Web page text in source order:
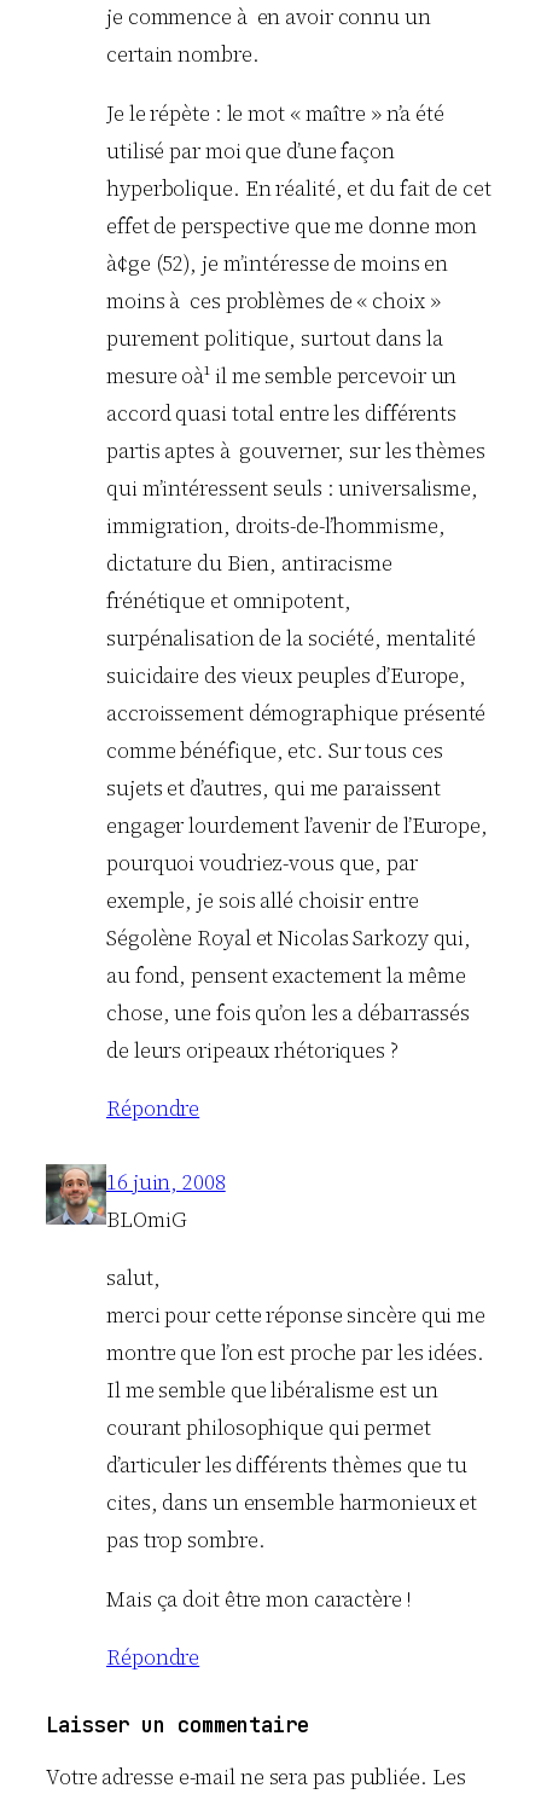
je commence à en avoir connu un
certain nombre.
Je le répète : le mot « maître » n’a été
utilisé par moi que d’une façon
hyperbolique. En réalité, et du fait de cet
effet de perspective que me donne mon
à¢ge (52), je m’intéresse de moins en
moins à ces problèmes de « choix »
purement politique, surtout dans la
mesure oà¹ il me semble percevoir un
accord quasi total entre les différents
partis aptes à gouverner, sur les thèmes
qui m’intéressent seuls : universalisme,
immigration, droits-de-l’hommisme,
dictature du Bien, antiracisme
frénétique et omnipotent,
surpénalisation de la société, mentalité
suicidaire des vieux peuples d’Europe,
accroissement démographique présenté
comme bénéfique, etc. Sur tous ces
sujets et d’autres, qui me paraissent
engager lourdement l’avenir de l’Europe,
pourquoi voudriez-vous que, par
exemple, je sois allé choisir entre
Ségolène Royal et Nicolas Sarkozy qui,
au fond, pensent exactement la même
chose, une fois qu’on les a débarrassés
de leurs oripeaux rhétoriques ?
Répondre
16 juin, 2008
BLOmiG
salut,
merci pour cette réponse sincère qui me
montre que l’on est proche par les idées.
Il me semble que libéralisme est un
courant philosophique qui permet
d’articuler les différents thèmes que tu
cites, dans un ensemble harmonieux et
pas trop sombre.
Mais ça doit être mon caractère !
Répondre
Laisser un commentaire
Votre adresse e-mail ne sera pas publiée. Les